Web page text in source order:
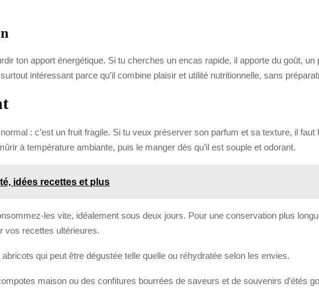
ton apport énergétique. Si tu cherches un encas rapide, il apporte du goût,
intéressant parce qu’il combine plaisir et utilité nutritionnelle, sans
: c’est un fruit fragile. Si tu veux préserver son parfum et sa texture, il
à température ambiante, puis le manger dès qu’il est souple et odorant.
idées recettes et plus
les vite, idéalement sous deux jours. Pour une conservation plus
vos recettes ultérieures.
qui peut être dégustée telle quelle ou réhydratée selon les envies.
maison ou des confitures bourrées de saveurs et de souvenirs d’étés